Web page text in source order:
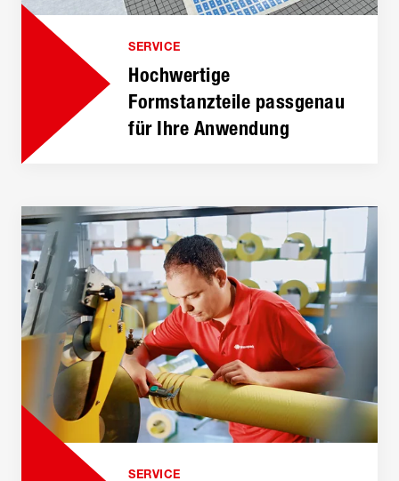
SERVICE
Hochwertige
Formstanzteile passgenau
für Ihre Anwendung
SERVICE